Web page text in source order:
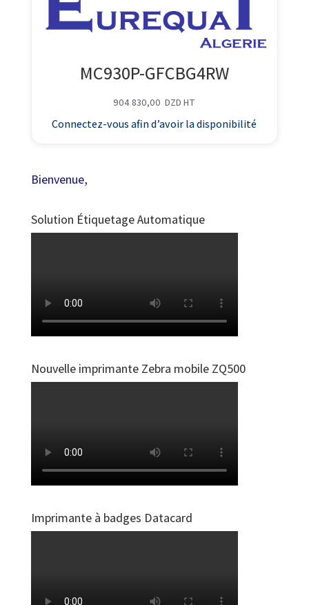
MC930P-GFCBG4RW
904 830,00 DZD HT
Connectez-vous afin d’avoir la disponibilité
Bienvenue,
Solution Étiquetage Automatique
Nouvelle imprimante Zebra mobile ZQ500
Imprimante à badges Datacard